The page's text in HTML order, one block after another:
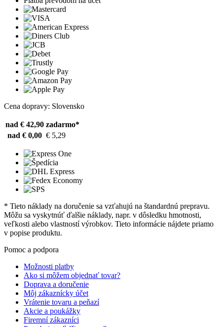
Cena dopravy: Slovensko
nad € 42,90 zadarmo*
nad € 0,00 € 5,29
* Tieto náklady na doručenie sa vzťahujú na štandardnú prepravu.
Môžu sa vyskytnúť ďalšie náklady, napr. v dôsledku hmotnosti,
veľkosti alebo vlastností výrobkov. Tieto informácie nájdete priamo
v popise produktu.
Pomoc a podpora
Možnosti platby
Ako si môžem objednať tovar?
Doprava a doručenie
Môj zákaznícky účet
Vrátenie tovaru a peňazí
Akcie a poukážky
Firemní zákazníci